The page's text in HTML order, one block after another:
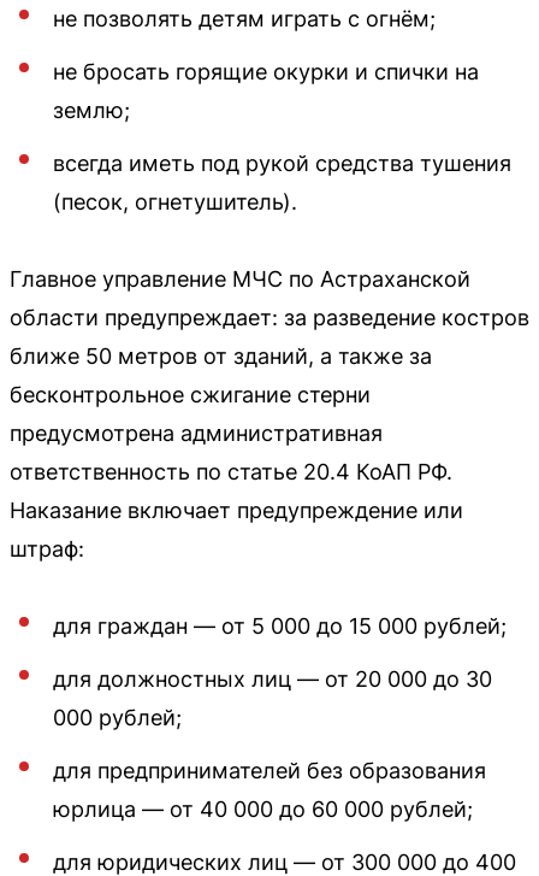
не позволять детям играть с огнём;
не бросать горящие окурки и спички на
землю;
всегда иметь под рукой средства тушения
(песок, огнетушитель).
Главное управление МЧС по Астраханской
области предупреждает: за разведение костров
ближе 50 метров от зданий, а также за
бесконтрольное сжигание стерни
предусмотрена административная
ответственность по статье 20.4 КоАП РФ.
Наказание включает предупреждение или
штраф:
для граждан — от 5 000 до 15 000 рублей;
для должностных лиц — от 20 000 до 30
000 рублей;
для предпринимателей без образования
юрлица — от 40 000 до 60 000 рублей;
для юридических лиц — от 300 000 до 400